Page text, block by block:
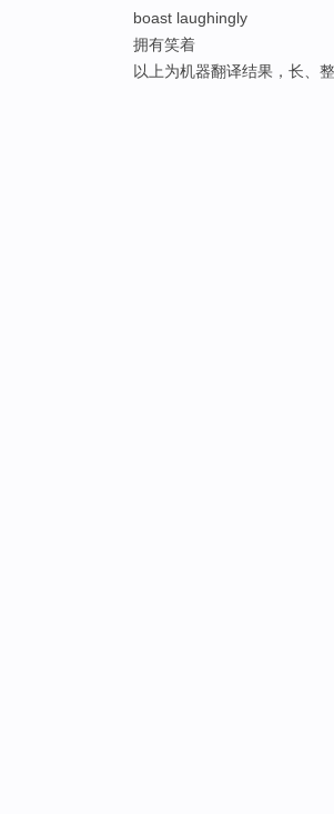
boast laughingly
拥有笑着
以上为机器翻译结果，长、